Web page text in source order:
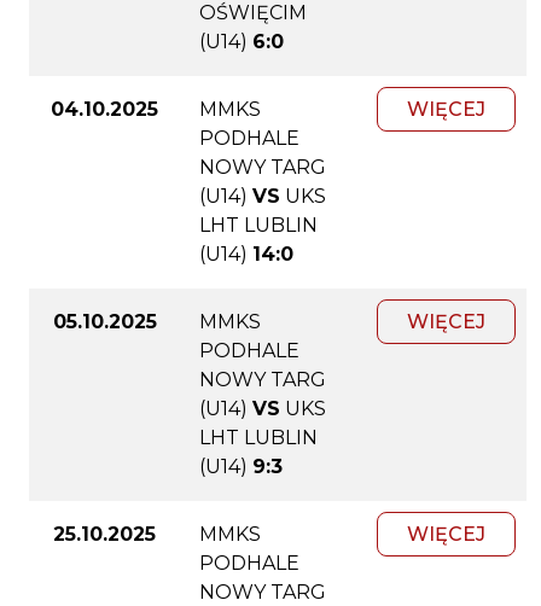
OŚWIĘCIM
(U14) 6:0
04.10.2025
MMKS
PODHALE
NOWY TARG
(U14) VS UKS
LHT LUBLIN
(U14) 14:0
WIĘCEJ
05.10.2025
MMKS
PODHALE
NOWY TARG
(U14) VS UKS
LHT LUBLIN
(U14) 9:3
WIĘCEJ
25.10.2025
MMKS
PODHALE
NOWY TARG
WIĘCEJ